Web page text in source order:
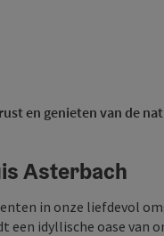
en genieten van de
Asterbach
in onze liefdevol
een idyllische oase van